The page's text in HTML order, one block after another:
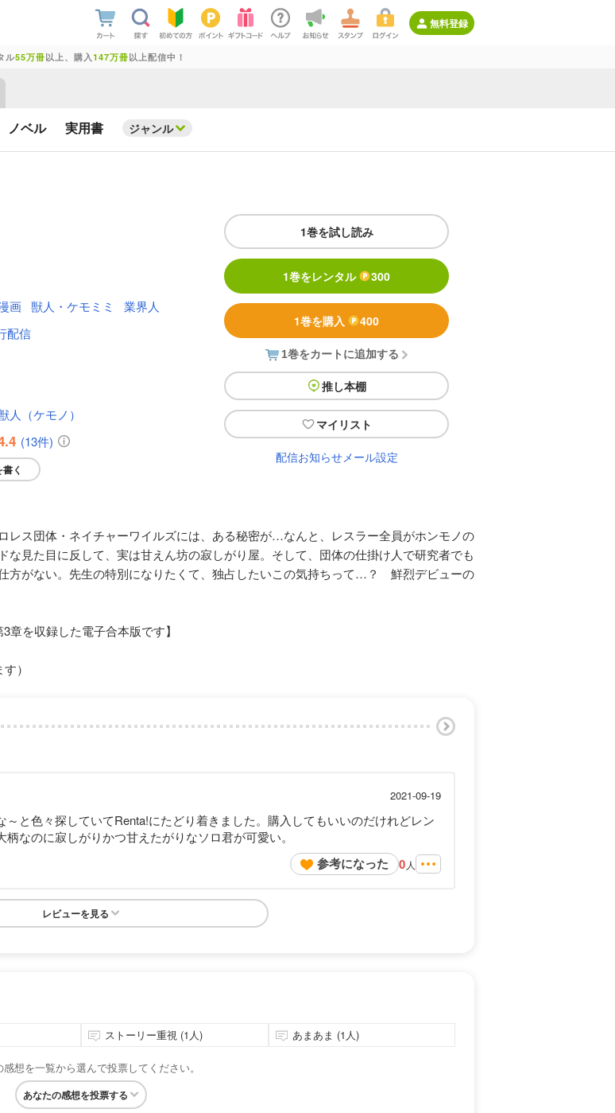
無料登録
ル55万冊以上、購入 147万冊以上配信中！
ノベル 実用書 ジャンル
1巻を試し読み
1巻をレンタル 300
1巻を購入 400
1巻をカートに追加する
推し本棚
マイリスト
配信お知らせメール設定
画 獣人・ケモミミ 業界人
配信
人（ケモノ）
(13件)
く
ス団体・ネイチャーワイルズには、ある秘密が…なんと、レスラー全員がホンモノの
見た目に反して、実は甘えん坊の寂しがり屋。そして、団体の仕掛け人で研究者でも
方がない。先生の特別になりたくて、独占したいこの気持ちって…？ 鮮烈デビューの
章を収録した電子合本版です】
）
2021-09-19
と色々探していてRenta!にたどり着きました。購入してもいいのだけれどレン
なのに寂しがりかつ甘えたがりなソロ君が可愛い。
参考になった 0 人
レビューを見る
ストーリー重視 (1人) あまあま (1人)
感想を一覧から選んで投票してください。
あなたの感想を投票する